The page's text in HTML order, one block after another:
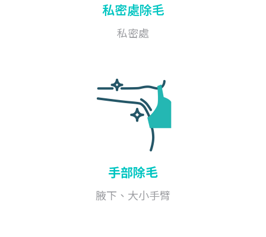
私密處除毛
私密處
手部除毛
腋下、大小手臂